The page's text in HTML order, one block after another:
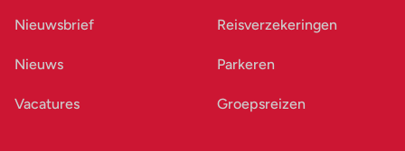
Nieuwsbrief
Nieuws
Vacatures
Reisverzekeringen
Parkeren
Groepsreizen